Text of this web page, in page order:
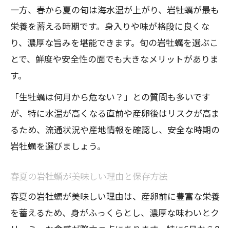
岩牡蠣の大きさや見た目で分かる品質
通販で岩牡蠣を選ぶ際の注意事項まとめ
食中毒予防のための岩牡蠣の安全対策
岩牡蠣を安全に食べるための基本知識
岩牡蠣による食中毒リスクと予防のポイ
ント
岩牡蠣あたる場合の症状と対処法につい
岩牡蠣の保存方法と食べる際の注意点
旬の岩牡蠣を美味しく味わう方法まとめ
春夏シーズンの岩牡蠣を美味しく味わう
一方、春から夏の旬は海水温が上がり、岩牡蠣が最も
栄養を蓄える時期です。身入りや味が格段に良くな
り、濃厚な旨みを堪能できます。旬の岩牡蠣を選ぶこ
とで、鮮度や安全性の面でも大きなメリットがありま
す。
「生牡蠣は何月から危ない？」との質問も多いです
が、特に水温が高くなる直前や産卵後はリスクが高ま
るため、流通状況や産地情報を確認し、安全な時期の
岩牡蠣を選びましょう。
春夏の岩牡蠣が美味しい理由と保存方法
春夏の岩牡蠣が美味しい理由は、産卵前に豊富な栄養
を蓄えるため、身がふっくらとし、濃厚な味わいとク